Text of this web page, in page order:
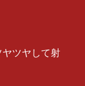
ヤツヤして射